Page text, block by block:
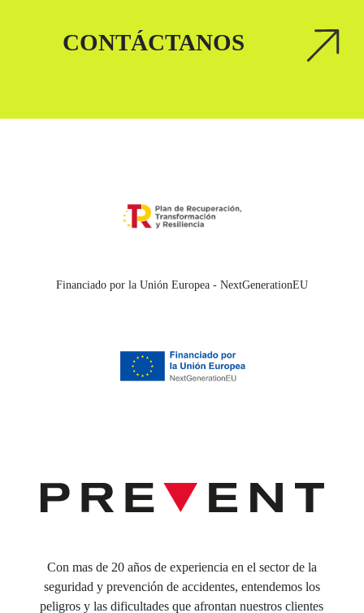
CONTÁCTANOS
Financiado por la Unión Europea - NextGenerationEU
Con mas de 20 años de experiencia en el sector de la
seguridad y prevención de accidentes, entendemos los
peligros y las dificultades que afrontan nuestros clientes